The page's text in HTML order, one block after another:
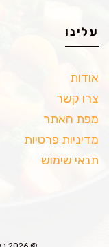
עלינו
אודות
צרו קשר
מפת האתר
מדיניות פרטיות
תנאי שימוש